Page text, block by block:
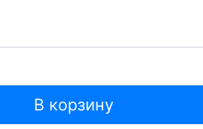
В корзину